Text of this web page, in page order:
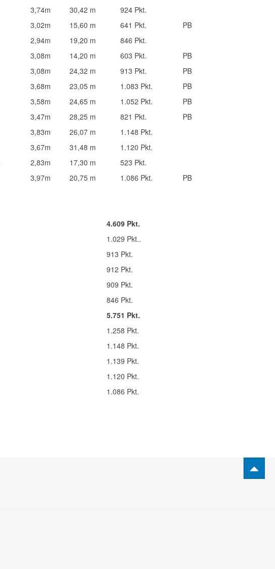
3,74m 30,42 m
924 Pkt.
3,02m 15,60 m 641 Pkt.
PB
2,94m 19,20 m
846 Pkt.
3,08m 14,20 m 603 Pkt.
PB
3,08m 24,32 m 913 Pkt.
PB
3,68m 23,05 m 1.083 Pkt.
PB
3,58m 24,65 m 1.052 Pkt.
PB
3,47m 28,25 m 821 Pkt.
PB
3,83m 26,07 m
1.148 Pkt.
3,67m 31,48 m
1.120 Pkt.
2,83m 17,30 m
523 Pkt.
3,97m 20,75 m 1.086 Pkt. PB
4.609 Pkt.
1.029 Pkt..
913 Pkt.
912 Pkt.
909 Pkt.
846 Pkt.
5.751 Pkt.
1.258 Pkt.
1.148 Pkt.
1.139 Pkt.
1.120 Pkt.
1.086 Pkt.